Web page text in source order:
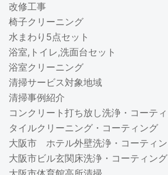
改修工事
椅子クリーニング
水まわり5点セット
浴室,トイレ,洗面台セット
浴室クリーニング
清掃サービス対象地域
清掃事例紹介
コンクリート打ち放し洗浄・コーテ
タイルクリーニング・コーティング
大阪市 ホテル外壁洗浄・コーティ
大阪市ビル玄関床洗浄・コーティング